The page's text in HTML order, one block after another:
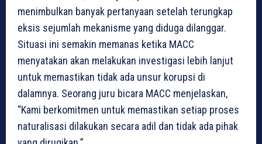
menimbulkan banyak pertanyaan setelah terungkap
eksis sejumlah mekanisme yang diduga dilanggar.
Situasi ini semakin memanas ketika MACC
menyatakan akan melakukan investigasi lebih lanjut
untuk memastikan tidak ada unsur korupsi di
dalamnya. Seorang juru bicara MACC menjelaskan,
“Kami berkomitmen untuk memastikan setiap proses
naturalisasi dilakukan secara adil dan tidak ada pihak